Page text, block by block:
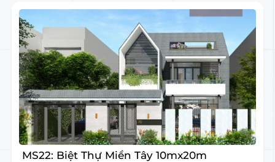
MS22: Biệt Thự Miền Tây 10mx20m